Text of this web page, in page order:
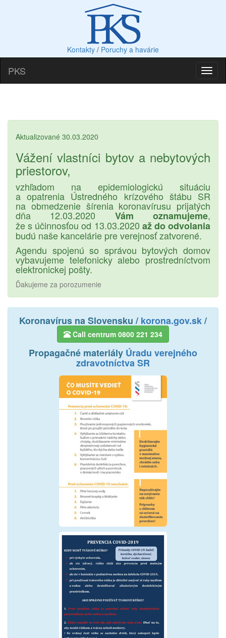
Kontakty / Poruchy a havárie
PKS
Aktualizované 30.03.2020
Vážení vlastníci bytov a nebytových
priestorov,
vzhľadom na epidemiologickú situáciu
a opatrenia Ústredného krízového štábu SR
na obmedzenie šírenia koronavírusu prijatých
dňa 12.03.2020 Vám oznamujeme,
že s účinnosťou od 13.03.2020 až do odvolania
budú naše kancelárie pre verejnosť zatvorené.
Agendu spojenú so správou bytových domov
vybavujeme telefonicky alebo prostredníctvom
elektronickej pošty.
Ďakujeme za porozumenie
Koronavírus na Slovensku / korona.gov.sk/
Call centrum 0800 221 234
Propagačné materiály Úradu verejného
zdravotníctva SR